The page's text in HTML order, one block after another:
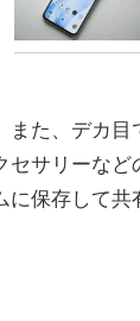
また、デカ目
セサリーな
に保存して共